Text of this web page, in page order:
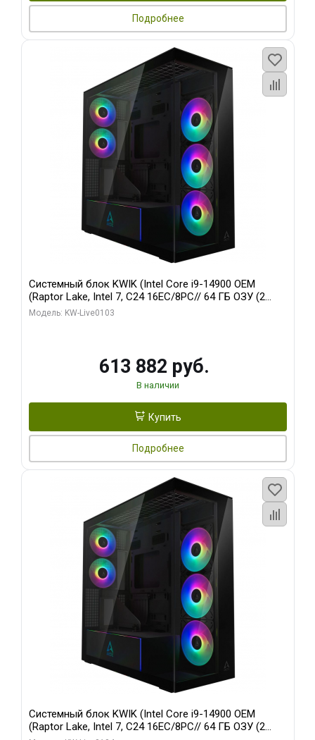
Подробнее
Системный блок KWIK (Intel Core i9-14900 OEM
(Raptor Lake, Intel 7, C24 16EC/8PC// 64 ГБ ОЗУ (2
модуля)/ Afox RTX4090 24GB GDDR6X 384-Bit 3xDP
Модель: KW-Live0103
613 882 руб.
В наличии
Купить
Подробнее
Системный блок KWIK (Intel Core i9-14900 OEM
(Raptor Lake, Intel 7, C24 16EC/8PC// 64 ГБ ОЗУ (2